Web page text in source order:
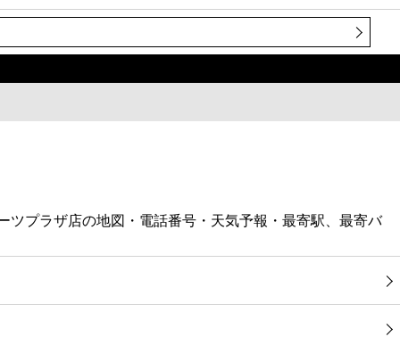
プラザ店の地図・電話番号・天気予報・最寄駅、最寄バ